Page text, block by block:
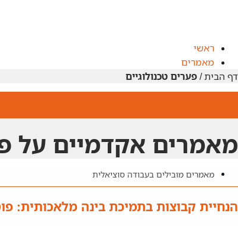
ראשי
מאמרים
דף הבית/פערים טכנולוגיים
מאמרים אקדמיים על
מאמרים מובילים בעבודה סוציאלית
הנחיית קבוצות בתמיכת בינה מלאכותית: